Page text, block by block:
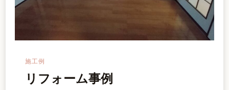
施工例
リフォーム事例